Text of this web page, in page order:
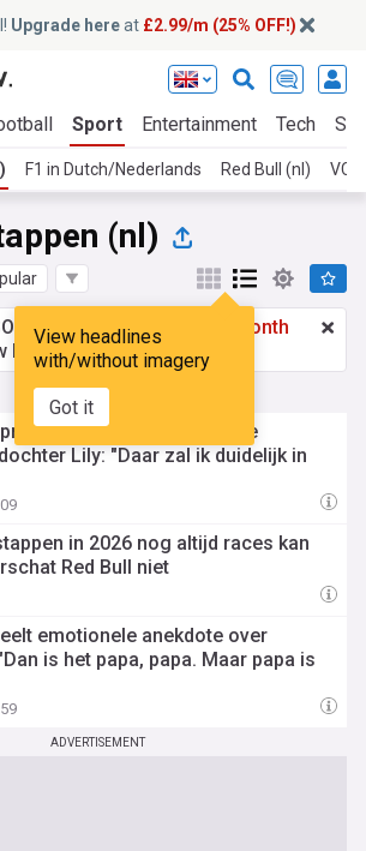
Upgrade hereat £2.99/m (25% OFF!)
Sport Entertainment Tech
F1 in Dutch/Nederlands Red Bull (nl)
(nl)
View headlines
with/without imagery
Got it
COOL!
£2.99 a month
Essentials.Upgrade here
zich uit over eventuele
Lily: "Daar zal ik duidelijk in
in 2026 nog altijd races kan
Red Bull niet
emotionele anekdote over
is het papa, papa. Maar papa is
ADVERTISEMENT